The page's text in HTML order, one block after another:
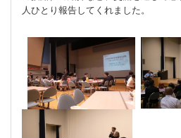
人ひとり報告してくれました。